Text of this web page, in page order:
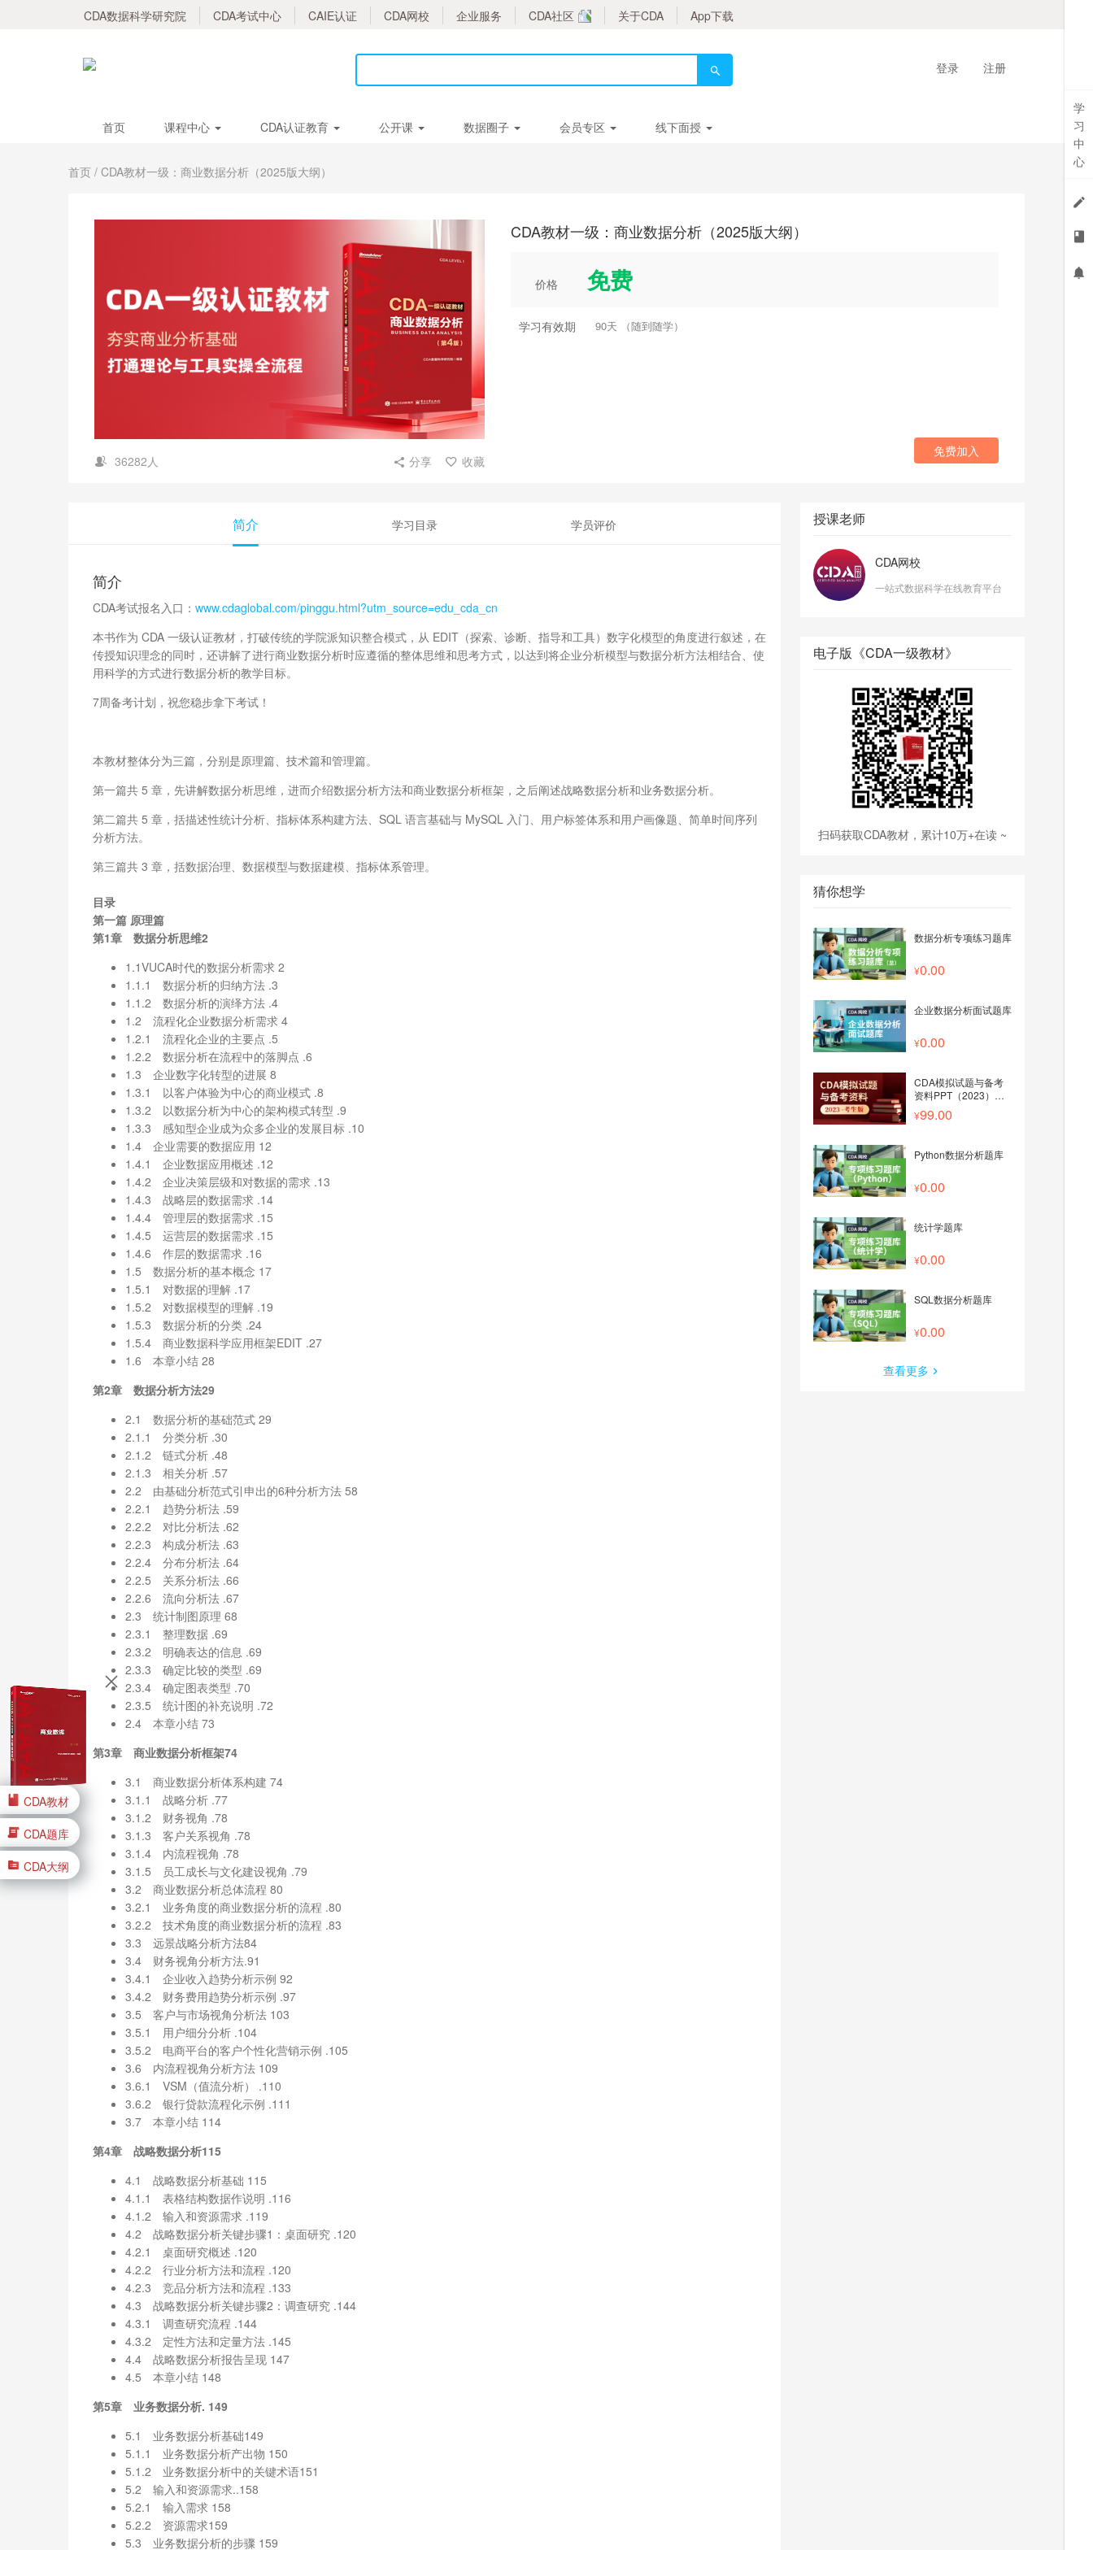
CDA数据科学研究院 CDA考试中心 CAIE认证 CDA网校 企业服务 CDA社区 关于CDA App下载
登录 注册
首页 课程中心 CDA认证教育 公开课 数据圈子 会员专区 线下面授
首页 / CDA教材一级：商业数据分析（2025版大纲）
36282人 分享 收藏
CDA教材一级：商业数据分析（2025版大纲）
价格 免费
学习有效期 90天 （随到随学）
免费加入
简介 学习目录 学员评价
简介
CDA考试报名入口： www.cdaglobal.com/pinggu.html?utm_source=edu_cda_cn
本书作为 CDA 一级认证教材，打破传统的学院派知识整合模式，从 EDIT（探索、诊断、指导和工具）数字化模型的角度进行叙述，在
传授知识理念的同时，还讲解了进行商业数据分析时应遵循的整体思维和思考方式，以达到将企业分析模型与数据分析方法相结合、使
用科学的方式进行数据分析的教学目标。
7周备考计划，祝您稳步拿下考试！
本教材整体分为三篇，分别是原理篇、技术篇和管理篇。
第一篇共 5 章，先讲解数据分析思维，进而介绍数据分析方法和商业数据分析框架，之后阐述战略数据分析和业务数据分析。
第二篇共 5 章，括描述性统计分析、指标体系构建方法、SQL 语言基础与 MySQL 入门、用户标签体系和用户画像题、简单时间序列
分析方法。
第三篇共 3 章，括数据治理、数据模型与数据建模、指标体系管理。
目录
第一篇 原理篇
第1章 数据分析思维2
1.1VUCA时代的数据分析需求 2
1.1.1 数据分析的归纳方法 .3
1.1.2 数据分析的演绎方法 .4
1.2 流程化企业数据分析需求 4
1.2.1 流程化企业的主要点 .5
1.2.2 数据分析在流程中的落脚点 .6
1.3 企业数字化转型的进展 8
1.3.1 以客户体验为中心的商业模式 .8
1.3.2 以数据分析为中心的架构模式转型 .9
1.3.3 感知型企业成为众多企业的发展目标 .10
1.4 企业需要的数据应用 12
1.4.1 企业数据应用概述 .12
1.4.2 企业决策层级和对数据的需求 .13
1.4.3 战略层的数据需求 .14
1.4.4 管理层的数据需求 .15
1.4.5 运营层的数据需求 .15
1.4.6 作层的数据需求 .16
1.5 数据分析的基本概念 17
1.5.1 对数据的理解 .17
1.5.2 对数据模型的理解 .19
1.5.3 数据分析的分类 .24
1.5.4 商业数据科学应用框架EDIT .27
1.6 本章小结 28
第2章 数据分析方法29
2.1 数据分析的基础范式 29
2.1.1 分类分析 .30
2.1.2 链式分析 .48
2.1.3 相关分析 .57
2.2 由基础分析范式引申出的6种分析方法 58
2.2.1 趋势分析法 .59
2.2.2 对比分析法 .62
2.2.3 构成分析法 .63
2.2.4 分布分析法 .64
2.2.5 关系分析法 .66
2.2.6 流向分析法 .67
2.3 统计制图原理 68
2.3.1 整理数据 .69
2.3.2 明确表达的信息 .69
2.3.3 确定比较的类型 .69
2.3.4 确定图表类型 .70
2.3.5 统计图的补充说明 .72
2.4 本章小结 73
第3章 商业数据分析框架74
3.1 商业数据分析体系构建 74
3.1.1 战略分析 .77
3.1.2 财务视角 .78
3.1.3 客户关系视角 .78
3.1.4 内流程视角 .78
3.1.5 员工成长与文化建设视角 .79
3.2 商业数据分析总体流程 80
3.2.1 业务角度的商业数据分析的流程 .80
3.2.2 技术角度的商业数据分析的流程 .83
3.3 远景战略分析方法84
3.4 财务视角分析方法.91
3.4.1 企业收入趋势分析示例 92
3.4.2 财务费用趋势分析示例 .97
3.5 客户与市场视角分析法 103
3.5.1 用户细分分析 .104
3.5.2 电商平台的客户个性化营销示例 .105
3.6 内流程视角分析方法 109
3.6.1 VSM（值流分析） .110
3.6.2 银行贷款流程化示例 .111
3.7 本章小结 114
第4章 战略数据分析115
4.1 战略数据分析基础 115
4.1.1 表格结构数据作说明 .116
4.1.2 输入和资源需求 .119
4.2 战略数据分析关键步骤1：桌面研究 .120
4.2.1 桌面研究概述 .120
4.2.2 行业分析方法和流程 .120
4.2.3 竞品分析方法和流程 .133
4.3 战略数据分析关键步骤2：调查研究 .144
4.3.1 调查研究流程 .144
4.3.2 定性方法和定量方法 .145
4.4 战略数据分析报告呈现 147
4.5 本章小结 148
第5章 业务数据分析. 149
5.1 业务数据分析基础149
5.1.1 业务数据分析产出物 150
5.1.2 业务数据分析中的关键术语151
5.2 输入和资源需求..158
5.2.1 输入需求 158
5.2.2 资源需求159
5.3 业务数据分析的步骤 159
授课老师
CDA网校
一站式数据科学在线教育平台
电子版《CDA一级教材》
扫码获取CDA教材，累计10万+在读 ~
猜你想学
数据分析专项练习题库
0.00
企业数据分析面试题库
0.00
CDA模拟试题与备考
资料PPT（2023）
——考生版
99.00
Python数据分析题库
0.00
统计学题库
0.00
SQL数据分析题库
0.00
查看更多
学
习
中
心
CDA教材
CDA题库
CDA大纲